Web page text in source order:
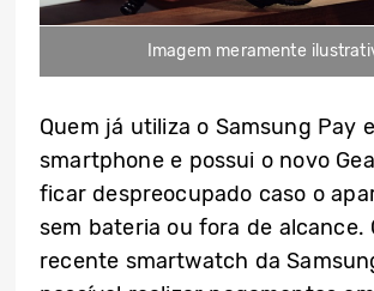
Imagem meramente
Quem já utiliza o Samsung Pay
smartphone e possui o novo
ficar despreocupado caso o
sem bateria ou fora de alcance.
recente smartwatch da